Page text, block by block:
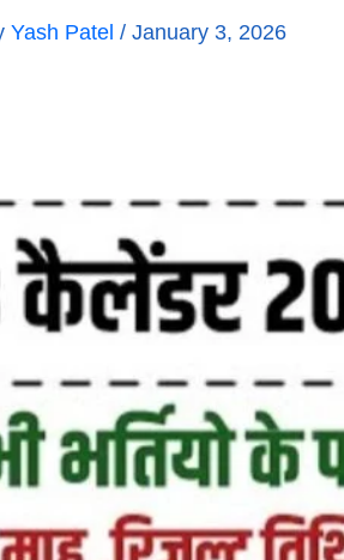
Yash Patel / January 3, 2026